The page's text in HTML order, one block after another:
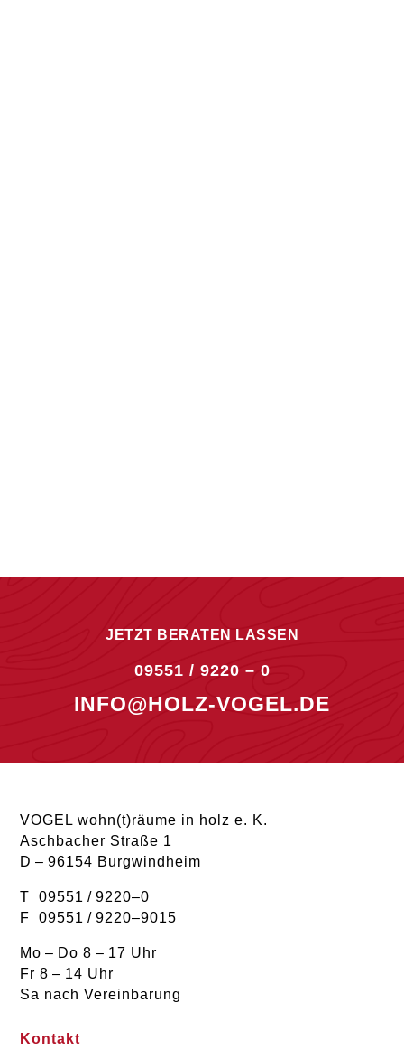
JETZT BERATEN LASSEN
09551 / 9220 – 0
INFO@HOLZ-VOGEL.DE
VOGEL wohn(t)räume in holz e. K.
Aschbacher Straße 1
D – 96154 Burgwindheim
T 09551 / 9220–0
F 09551 / 9220–9015
Mo – Do 8 – 17 Uhr
Fr 8 – 14 Uhr
Sa nach Vereinbarung
Kontakt